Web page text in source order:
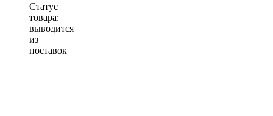
Статус
товара:
выводится
из
поставок